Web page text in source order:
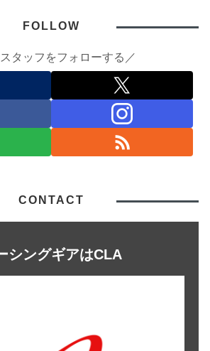
FOLLOW
タッフをフォローする／
CONTACT
シングギアはCLA